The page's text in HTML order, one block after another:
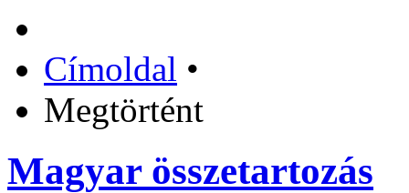
Címoldal •
Megtörtént
Magyar összetartozás